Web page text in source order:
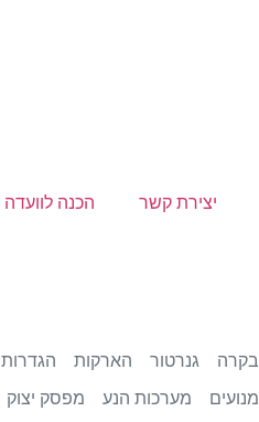
יצירת קשר הכנה לוועדה
בקרה גנרטור הארקות הגדרות
מנועים מערכות הנע מפסק יצוק